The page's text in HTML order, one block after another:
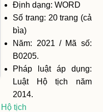
Định dạng: WORD
Số trang: 20 trang (cả
bìa)
Năm: 2021 / Mã số:
B0205.
Pháp luật áp dụng:
Luật Hộ tịch năm
2014.
Hộ tịch